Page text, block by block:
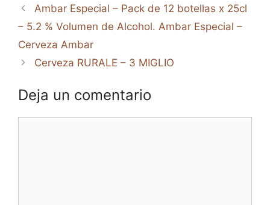
Ambar Especial – Pack de 12 botellas x 25cl
– 5.2 % Volumen de Alcohol. Ambar Especial –
Cerveza Ambar
Cerveza RURALE – 3 MIGLIO
Deja un comentario